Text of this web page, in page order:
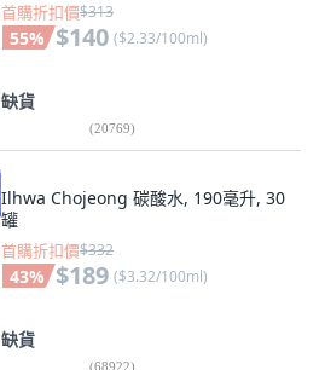
首購折扣價$313
55% $140 ($2.33/100ml)
缺貨
(20769)
Ilhwa Chojeong 碳酸水, 190毫升, 30
罐
首購折扣價$332
43% $189 ($3.32/100ml)
缺貨
(68922)